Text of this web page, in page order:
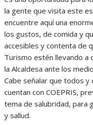
la gente que visita este
encuentre aquí una
los gustos, de comida y
accesibles y contenta de
Turismo estén llevando a
la Alcaldesa ante los
Cabe señalar que todos
cuentan con COEPRIS,
tema de salubridad, para
y sallud.